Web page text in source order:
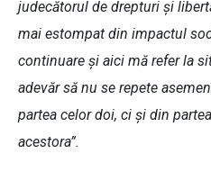
judecătorul de drepturi și
mai estompat din impactul
continuare și aici mă refer la
adevăr să nu se repete
partea celor doi, ci și din
acestora”.